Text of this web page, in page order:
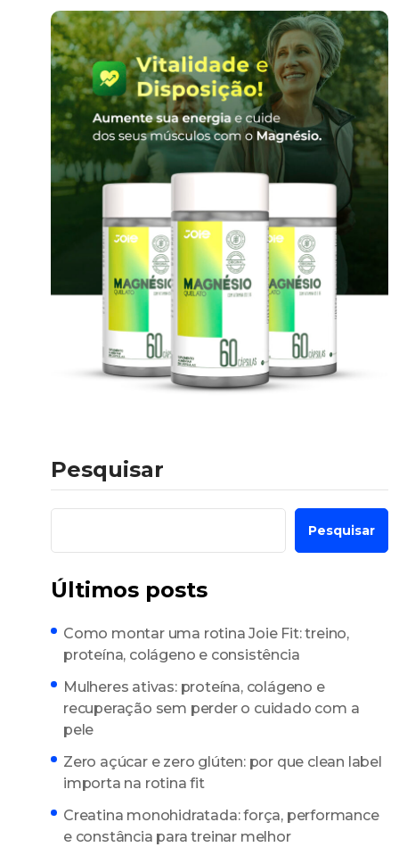
Pesquisar
Pesquisar
Últimos posts
Como montar uma rotina Joie Fit: treino,
proteína, colágeno e consistência
Mulheres ativas: proteína, colágeno e
recuperação sem perder o cuidado com a
pele
Zero açúcar e zero glúten: por que clean label
importa na rotina fit
Creatina monohidratada: força, performance
e constância para treinar melhor